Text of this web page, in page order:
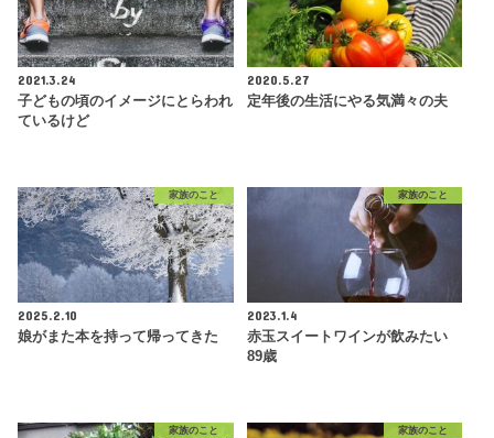
2021.3.24
子どもの頃のイメージにとらわれ
ているけど
2020.5.27
定年後の生活にやる気満々の夫
家族のこと
2025.2.10
娘がまた本を持って帰ってきた
家族のこと
2023.1.4
赤玉スイートワインが飲みたい
89歳
家族のこと 家族のこと